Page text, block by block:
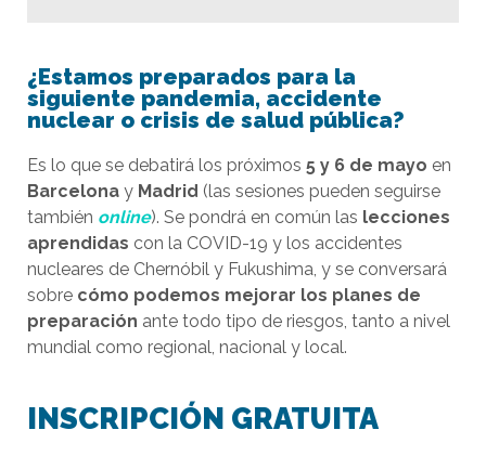
¿Estamos preparados para la
siguiente pandemia, accidente
nuclear o crisis de salud pública?
Es lo que se debatirá los próximos 5 y 6 de mayo en
Barcelona y Madrid (las sesiones pueden seguirse
también online). Se pondrá en común las lecciones
aprendidas con la COVID-19 y los accidentes
nucleares de Chernóbil y Fukushima, y se conversará
sobre cómo podemos mejorar los planes de
preparación ante todo tipo de riesgos, tanto a nivel
mundial como regional, nacional y local.
INSCRIPCIÓN GRATUITA